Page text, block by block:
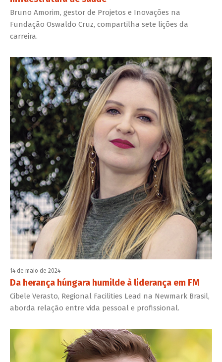
Bruno Amorim, gestor de Projetos e Inovações na
Fundação Oswaldo Cruz, compartilha sete lições da
carreira.
14 de maio de 2024
Da herança húngara humilde à liderança em FM
Cibele Verasto, Regional Facilities Lead na Newmark Brasil,
aborda relação entre vida pessoal e profissional.